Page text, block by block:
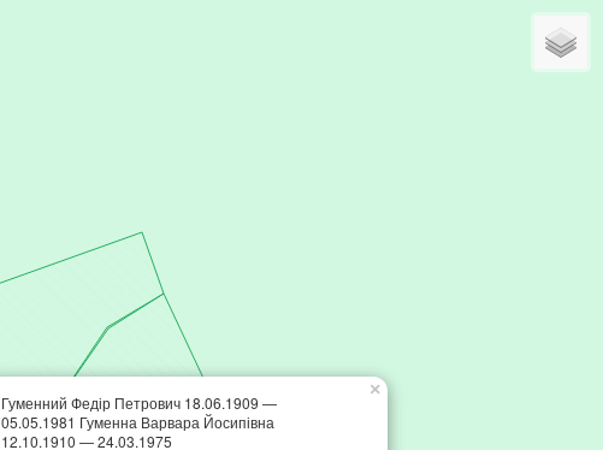
Гуменний Федір Петрович 18.06.1909 —
05.05.1981 Гуменна Варвара Йосипівна
12.10.1910 — 24.03.1975
×